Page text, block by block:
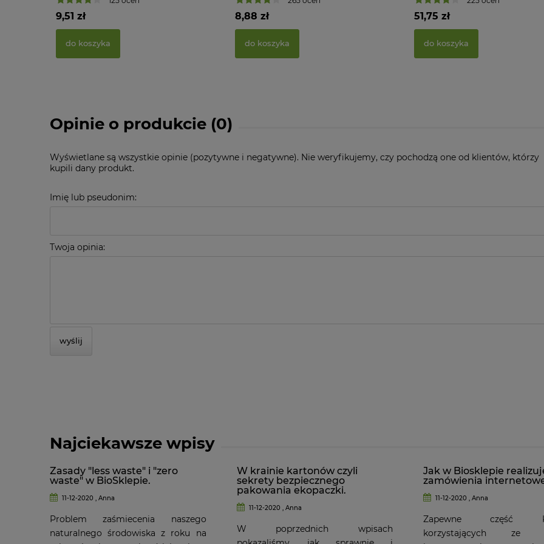
9,51 zł
do koszyka
8,88 zł
do koszyka
51,75 zł
do koszyka
Opinie o produkcie (0)
Wyświetlane są wszystkie opinie (pozytywne i negatywne). Nie weryfikujemy, czy pochodzą one od klientów, którzy
kupili dany produkt.
Imię lub pseudonim:
Twoja opinia:
wyślij
Najciekawsze wpisy
Zasady "less waste" i "zero
waste" w BioSklepie.
11-12-2020 , Anna
Problem zaśmiecenia naszego
naturalnego środowiska z roku na
W krainie kartonów czyli
sekrety bezpiecznego
pakowania ekopaczki.
11-12-2020 , Anna
W poprzednich wpisach
Jak w Biosklepie
zamówienia
11-12-2020 , Anna
Zapewne część
korzystających ze